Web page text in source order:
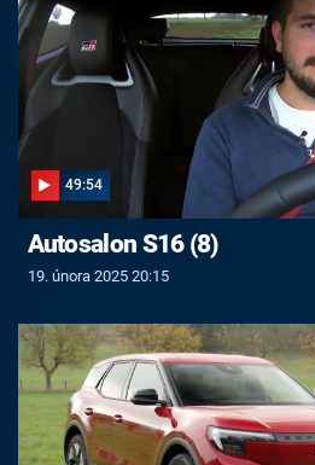
49:54
Autosalon S16 (8)
19. února 2025 20:15